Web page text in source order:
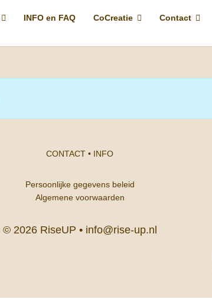
INFO en FAQ CoCreatie Contact
CONTACT • INFO
Persoonlijke gegevens beleid
Algemene voorwaarden
© 2026 RiseUP • info@rise-up.nl